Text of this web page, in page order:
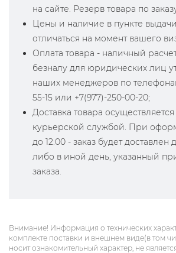
на сайте. Резерв товара по
Цены и наличие в пункте
отличаться на момент вашего
Оплата товара - наличный
безналу для юридических лиц
наших менеджеров по
55-15 или +7(977)-250-00-20;
Доставка товара
курьерской службой. При
до 12:00 - заказ будет доставлен
либо в иной день, указанный
заказа.
Внимание! Информация о технических
комплекте поставки и внешнем виде(в том
носит ознакомительный характер, не